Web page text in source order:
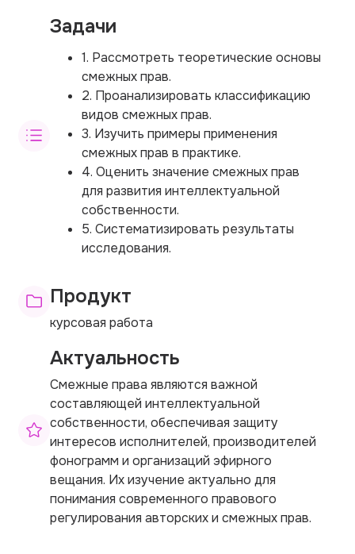
Задачи
1. Рассмотреть теоретические основы
смежных прав.
2. Проанализировать классификацию
видов смежных прав.
3. Изучить примеры применения
смежных прав в практике.
4. Оценить значение смежных прав
для развития интеллектуальной
собственности.
5. Систематизировать результаты
исследования.
Продукт
курсовая работа
Актуальность
Смежные права являются важной
составляющей интеллектуальной
собственности, обеспечивая защиту
интересов исполнителей, производителей
фонограмм и организаций эфирного
вещания. Их изучение актуально для
понимания современного правового
регулирования авторских и смежных прав.